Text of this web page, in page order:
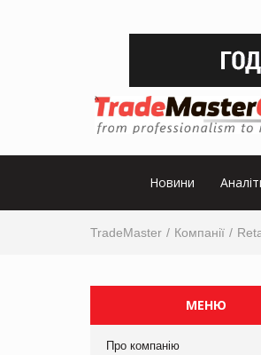
Новини
TradeMaster Компанії
МЕНЮ
Про компанію